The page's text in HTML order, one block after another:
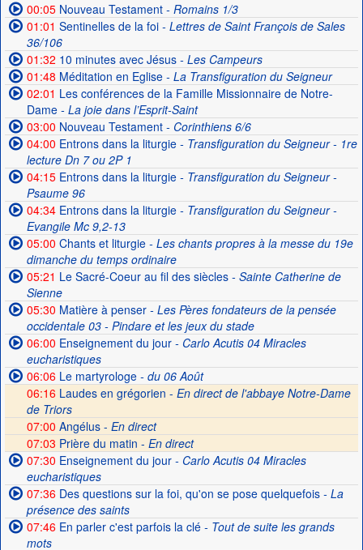
00:05Nouveau Testament- Romains 1/3
01:01 Sentinelles de la foi- Lettres de Saint François de Sales
36/106
01:32 10 minutes avec Jésus- Les Campeurs
01:48 Méditation en Eglise- La Transfiguration du Seigneur
02:01 Les conférences de la Famille Missionnaire de Notre-
Dame- La joie dans l’Esprit-Saint
03:00 Nouveau Testament- Corinthiens 6/6
04:00 Entrons dans la liturgie- Transfiguration du Seigneur - 1re
lecture Dn 7 ou 2P 1
04:15Entrons dans la liturgie- Transfiguration du Seigneur -
Psaume 96
04:34Entrons dans la liturgie- Transfiguration du Seigneur -
Evangile Mc 9,2-13
05:00 Chants et liturgie- Les chants propres à la messe du 19e
dimanche du temps ordinaire
05:21 Le Sacré-Coeur au fil des siècles- Sainte Catherine de
Sienne
05:30 Matière à penser- Les Pères fondateurs de la pensée
occidentale 03 - Pindare et les jeux du stade
06:00 Enseignement du jour- Carlo Acutis 04 Miracles
eucharistiques
06:06Le martyrologe- du 06 Août
06:16 Laudes en grégorien - En direct de l'abbaye Notre-Dame
de Triors
07:00 Angélus - En direct
07:03 Prière du matin - En direct
07:30 Enseignement du jour- Carlo Acutis 04 Miracles
eucharistiques
07:36Des questions sur la foi, qu'on se pose quelquefois- La
présence des saints
07:46En parler c'est parfois la clé- Tout de suite les grands
mots